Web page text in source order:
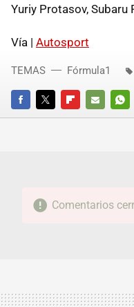
Yuriy Protasov, Subaru
Vía | Autosport
FACEBOOKTWITTERFLIPBOARD
E-
TEMAS Fórmula1
Comentarios